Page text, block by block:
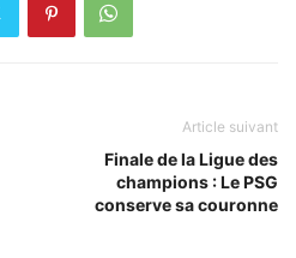
Article suivant
Finale de la Ligue des
champions : Le PSG
conserve sa couronne